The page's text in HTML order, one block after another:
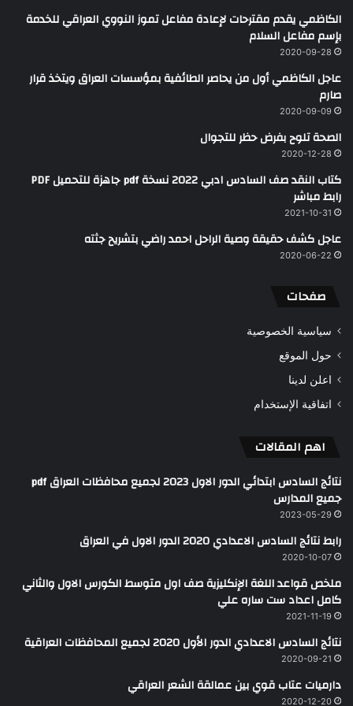
الكاظمي يقدم مقترحات لإعادة مفاعل تموز النووي العراقي للخدمة
بإسم مفاعل السلام
2020-09-28
عاجل الكاظمي أول من يحاصر الطائفية بمؤسسات العراق ويتخذ قرار
صارم
2020-09-09
الصحة تلوح بفرض حظر للتجوال
2020-12-28
كتاب النقد صف السادس ادبي 2022 نسخة pdf جاهزة للتحميل PDF
رابط مباشر
2021-10-31
عاجل كشف حقيقة وصية الراحل احمد راضي بتشريح جثته
2020-06-22
صفحات
سياسية الخصوصية
حول الموقع
اعلن لدينا
اتفاقية الإستخدام
اهم المقالات
نتائج السادس ابتدائي الدور الاول 2023 لجميع محافظات العراق pdf
جميع المدارس
2023-05-29
رابط نتائج السادس الاعدادي 2020 الدور الاول في العراق
2020-10-07
ملخص قواعد اللغة الإنكليزية صف اول متوسط الكورس الاول والثاني
كامل اعداد ست ساره علي
2021-11-19
نتائج السادس الاعدادي الدور الأول 2020 لجميع المحافظات العراقية
2020-09-21
دارميات عتاب قوي بين عمالقة الشعر العراقي
2020-12-20